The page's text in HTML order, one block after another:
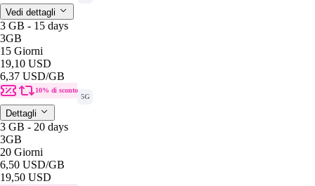
Vedi dettagli
3 GB - 15 days
3GB
15 Giorni
19,10 USD
6,37 USD/GB
10% di sconto
5G
Dettagli
3 GB - 20 days
3GB
20 Giorni
6,50 USD/GB
19,50 USD